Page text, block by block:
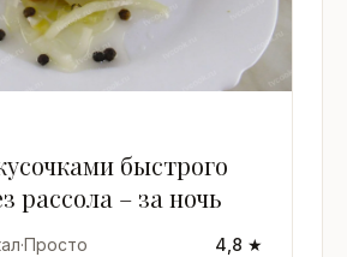
быстрого
рассола – за ночь
·Просто 4,8 ★